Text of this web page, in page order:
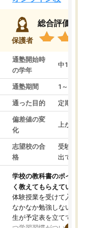
保護者
総合評価
通塾開始時
の学年
中1
通塾期間 1～3ヵ月
通った目的 定期テス
偏差値の変
化
上がった
志望校の合
格
受験して
出ていな
学校の教科書のポイント
く教えてもらえている
体験授業を受けて入塾し
なかなか勉強しない息子
生が予定表を立ててくれ